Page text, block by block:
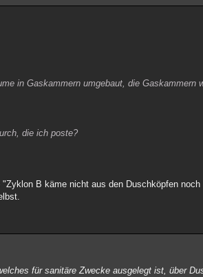
in Gaskammern umgebaut, die Gaskammern
die ich poste?
"Zyklon B käme nicht aus den Duschköpfen
für sanitäre Zwecke ausgelegt ist, über